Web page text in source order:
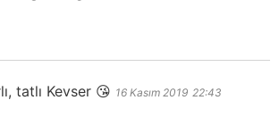
tatlı Kevser 😘 16 Kasım 2019 22:43